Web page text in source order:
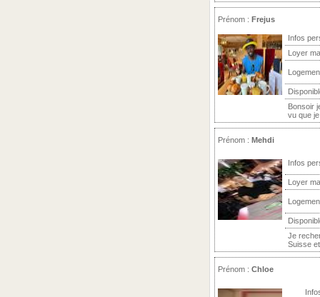
Prénom : Frejus
Infos
Loyer
Bonsoir
vu que
Prénom : Mehdi
Infos
Loyer
Je
Suisse
Prénom : Chloe